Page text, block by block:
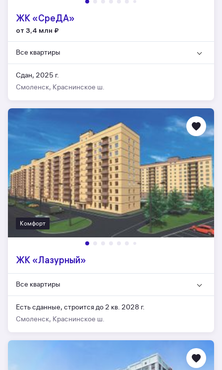
ЖК «СреДА»
от 3,4 млн ₽
Все квартиры
Сдан, 2025 г.
Смоленск, Краснинское ш.
Комфорт
ЖК «Лазурный»
Все квартиры
Есть сданные, строится до 2 кв. 2028 г.
Смоленск, Краснинское ш.